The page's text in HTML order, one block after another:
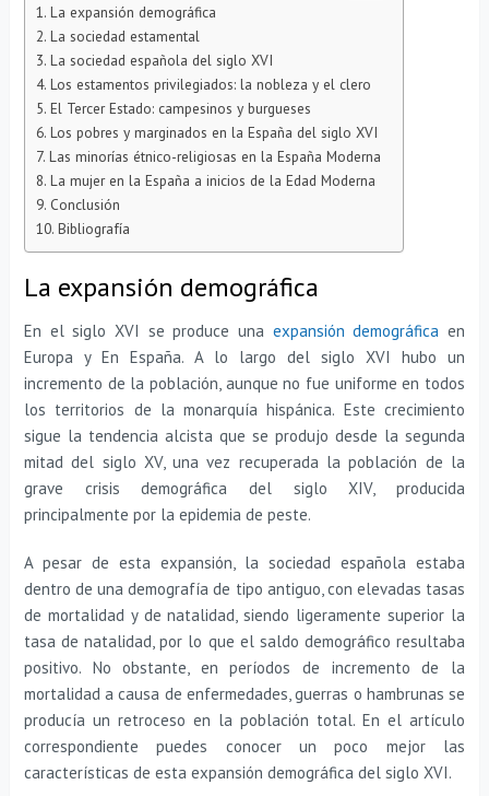
La expansión demográfica
La sociedad estamental
La sociedad española del siglo XVI
Los estamentos privilegiados: la nobleza y el clero
El Tercer Estado: campesinos y burgueses
Los pobres y marginados en la España del siglo XVI
Las minorías étnico-religiosas en la España Moderna
La mujer en la España a inicios de la Edad Moderna
Conclusión
Bibliografía
La expansión demográfica
En el siglo XVI se produce una expansión demográfica en
Europa y En España. A lo largo del siglo XVI hubo un
incremento de la población, aunque no fue uniforme en todos
los territorios de la monarquía hispánica. Este crecimiento
sigue la tendencia alcista que se produjo desde la segunda
mitad del siglo XV, una vez recuperada la población de la
grave crisis demográfica del siglo XIV, producida
principalmente por la epidemia de peste.
A pesar de esta expansión, la sociedad española estaba
dentro de una demografía de tipo antiguo, con elevadas tasas
de mortalidad y de natalidad, siendo ligeramente superior la
tasa de natalidad, por lo que el saldo demográfico resultaba
positivo. No obstante, en períodos de incremento de la
mortalidad a causa de enfermedades, guerras o hambrunas se
producía un retroceso en la población total. En el artículo
correspondiente puedes conocer un poco mejor las
características de esta expansión demográfica del siglo XVI.